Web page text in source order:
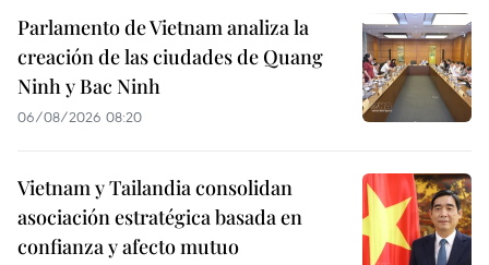
Parlamento de Vietnam analiza la
creación de las ciudades de Quang
Ninh y Bac Ninh
06/08/2026 08:20
Vietnam y Tailandia consolidan
asociación estratégica basada en
confianza y afecto mutuo